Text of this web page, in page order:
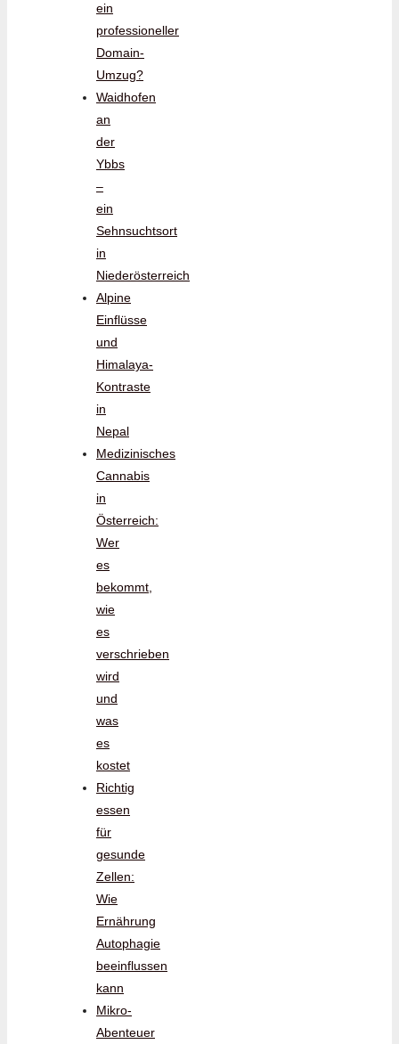
ein
professioneller
Domain-
Umzug?
Waidhofen
an
der
Ybbs
–
ein
Sehnsuchtsort
in
Niederösterreich
Alpine
Einflüsse
und
Himalaya-
Kontraste
in
Nepal
Medizinisches
Cannabis
in
Österreich:
Wer
es
bekommt,
wie
es
verschrieben
wird
und
was
es
kostet
Richtig
essen
für
gesunde
Zellen:
Wie
Ernährung
Autophagie
beeinflussen
kann
Mikro-
Abenteuer